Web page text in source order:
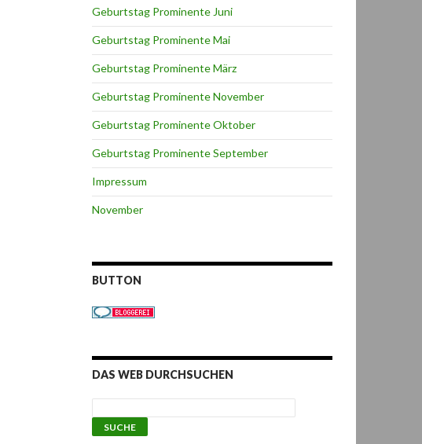
Geburtstag Prominente Juni
Geburtstag Prominente Mai
Geburtstag Prominente März
Geburtstag Prominente November
Geburtstag Prominente Oktober
Geburtstag Prominente September
Impressum
November
BUTTON
DAS WEB DURCHSUCHEN